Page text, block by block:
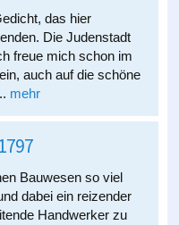
das hier
Die Judenstadt
freue mich schon im
auch auf die schöne
mehr
Bauwesen so viel
dabei ein reizender
Handwerker zu